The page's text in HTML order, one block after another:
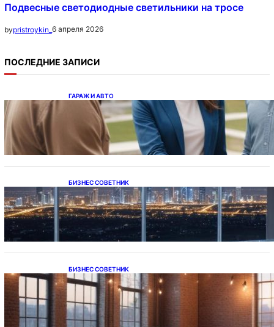
Подвесные светодиодные светильники на тросе
bypristroykin_ 6 апреля 2026
ПОСЛЕДНИЕ ЗАПИСИ
ГАРАЖ И АВТО
Ипотека на новостройки при оформлении
напрямую у застройщика
БИЗНЕС СОВЕТНИК
Каталог светодиодных светильников и
LED-освещения в Казахстане
БИЗНЕС СОВЕТНИК
Подвесные светодиодные светильники на